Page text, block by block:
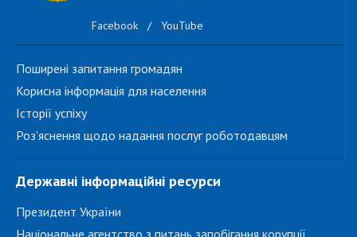
Facebook / YouTube
Поширені запитання громадян
Корисна інформація для населення
Історії успіху
Роз'яснення щодо надання послуг роботодавцям
Державні інформаційні ресурси
Президент України